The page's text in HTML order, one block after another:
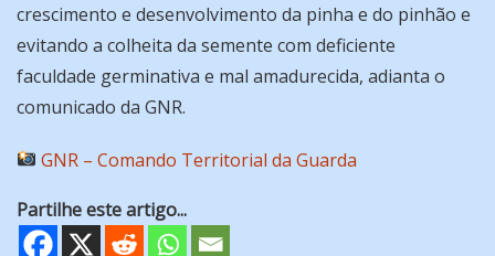
crescimento e desenvolvimento da pinha e do pinhão e
evitando a colheita da semente com deficiente
faculdade germinativa e mal amadurecida, adianta o
comunicado da GNR.
GNR – Comando Territorial da Guarda
Partilhe este artigo...